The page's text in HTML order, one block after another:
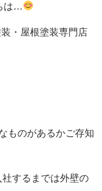
は…
・屋根塗装専門店
ものがあるかご存知
するまでは外壁の